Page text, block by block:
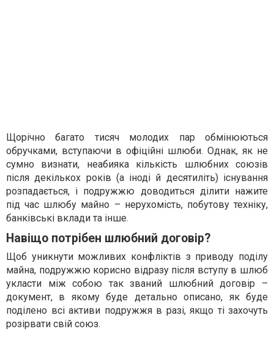
Щорічно багато тисяч молодих пар обмінюються
обручками, вступаючи в офіційні шлюби. Однак, як не
сумно визнати, неабияка кількість шлюбних союзів
після декількох років (а іноді й десятиліть) існування
розпадається, і подружжю доводиться ділити нажите
під час шлюбу майно – нерухомість, побутову техніку,
банківські вклади та інше.
Навіщо потрібен шлюбний договір?
Щоб уникнути можливих конфліктів з приводу поділу
майна, подружжю корисно відразу після вступу в шлюб
укласти між собою так званий шлюбний договір –
документ, в якому буде детально описано, як буде
поділено всі активи подружжя в разі, якщо ті захочуть
розірвати свій союз.